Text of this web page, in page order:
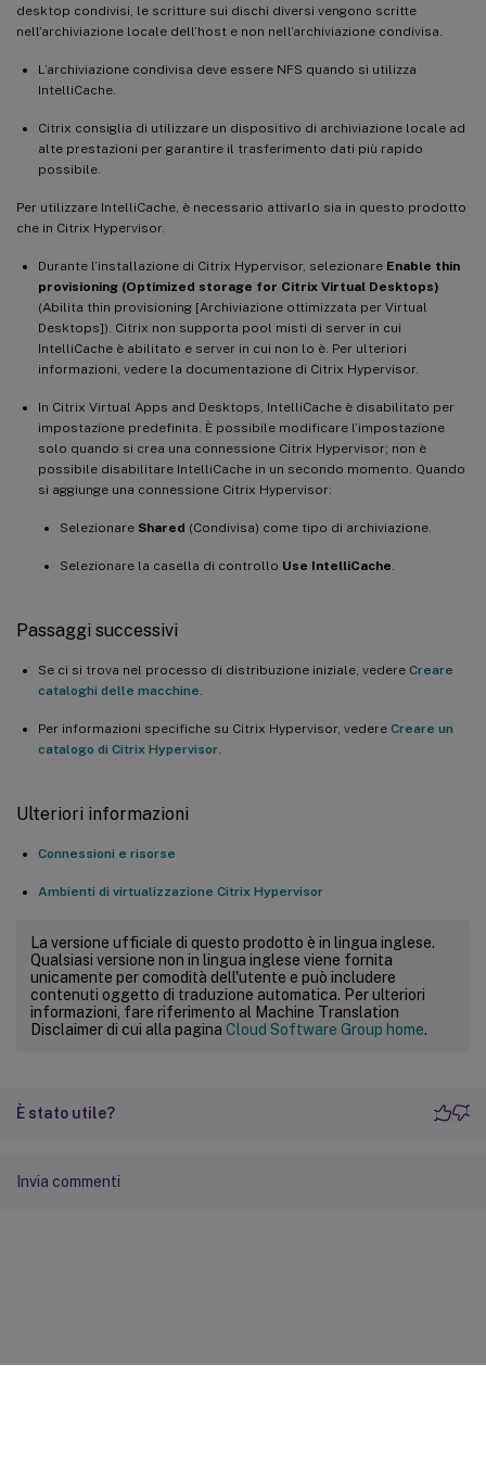
desktop condivisi, le scritture sui dischi diversi vengono scritte
nell’archiviazione locale dell’host e non nell’archiviazione condivisa.
L’archiviazione condivisa deve essere NFS quando si utilizza
IntelliCache.
Citrix consiglia di utilizzare un dispositivo di archiviazione locale ad
alte prestazioni per garantire il trasferimento dati più rapido
possibile.
Per utilizzare IntelliCache, è necessario attivarlo sia in questo prodotto
che in Citrix Hypervisor.
Durante l’installazione di Citrix Hypervisor, selezionare Enable thin
provisioning (Optimized storage for Citrix Virtual Desktops)
(Abilita thin provisioning [Archiviazione ottimizzata per Virtual
Desktops]). Citrix non supporta pool misti di server in cui
IntelliCache è abilitato e server in cui non lo è. Per ulteriori
informazioni, vedere la documentazione di Citrix Hypervisor.
In Citrix Virtual Apps and Desktops, IntelliCache è disabilitato per
impostazione predefinita. È possibile modificare l’impostazione
solo quando si crea una connessione Citrix Hypervisor; non è
possibile disabilitare IntelliCache in un secondo momento. Quando
si aggiunge una connessione Citrix Hypervisor:
Selezionare Shared (Condivisa) come tipo di archiviazione.
Selezionare la casella di controllo Use IntelliCache
Passaggi successivi
Se ci si trova nel processo di distribuzione iniziale, vedere Creare
cataloghi delle macchine
Per informazioni specifiche su Citrix Hypervisor, vedere Creare un
catalogo di Citrix Hypervisor
Ulteriori informazioni
Connessioni e risorse
Ambienti di virtualizzazione Citrix Hypervisor
La versione ufficiale di questo prodotto è in lingua inglese.
Qualsiasi versione non in lingua inglese viene fornita
unicamente per comodità dell'utente e può includere
contenuti oggetto di traduzione automatica. Per ulteriori
informazioni, fare riferimento al Machine Translation
Disclaimer di cui alla pagina Cloud Software Group home.
È stato utile?
Invia commenti